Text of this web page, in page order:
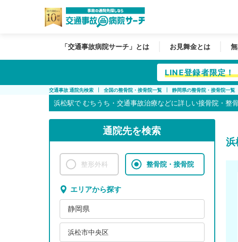
「交通事故病院サーチ」とは お見舞金とは
LINE登録者限定！
交通事故 通院先検索 全国の整骨院・接骨院一覧 静岡県の整骨院・接骨院一覧
浜松駅で むちうち・交通事故治療などに詳しい接骨院・整
通院先を検索
整形外科 整骨院・接骨院
エリアから探す
静岡県
浜松市中央区
浜